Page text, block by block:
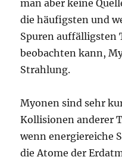
man aber keine
die häufigsten und
Spuren auffälligsten
beobachten kann,
Strahlung.
Myonen sind sehr
Kollisionen anderer
wenn energiereiche
die Atome der